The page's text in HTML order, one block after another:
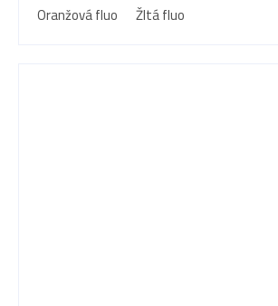
Oranžová fluo
Žltá fluo